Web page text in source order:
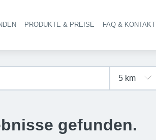
Haupt-Navigation
PRODUKTE & PREISE FAQ & KONTAKT
gefunden.